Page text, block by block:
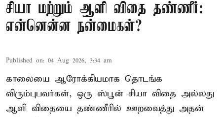
சியா மற்றும் ஆளி விதை தண்ணீர்:
என்னென்ன நன்மைகள்?
Published on: 04 Aug 2026, 3:34 am
காலையை ஆரோக்கியமாக தொடங்க
விரும்புபவர்கள், ஒரு ஸ்பூன் சியா விதை அல்லது
ஆளி விதையை தண்ணீரில் ஊறவைத்து அதன்